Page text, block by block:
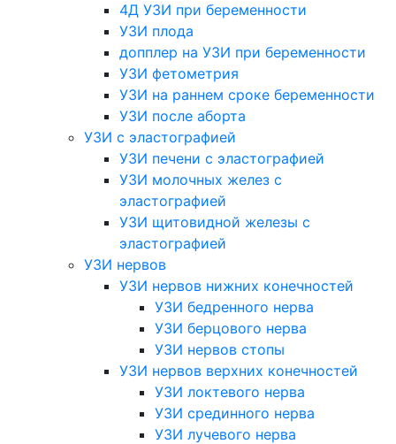
4Д УЗИ при беременности
УЗИ плода
допплер на УЗИ при беременности
УЗИ фетометрия
УЗИ на раннем сроке беременности
УЗИ после аборта
УЗИ с эластографией
УЗИ печени с эластографией
УЗИ молочных желез с
эластографией
УЗИ щитовидной железы с
эластографией
УЗИ нервов
УЗИ нервов нижних конечностей
УЗИ бедренного нерва
УЗИ берцового нерва
УЗИ нервов стопы
УЗИ нервов верхних конечностей
УЗИ локтевого нерва
УЗИ срединного нерва
УЗИ лучевого нерва